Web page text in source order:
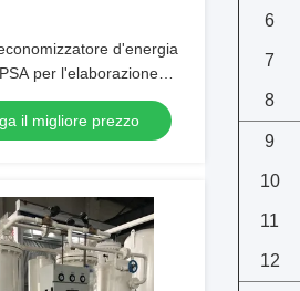
d'energia
per l'elaborazione
e dell'alimento
il migliore prezzo
6
7
8
9
10
11
12